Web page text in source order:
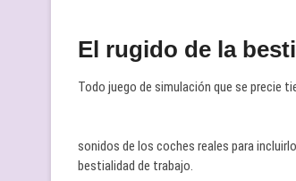
El rugido de la
Todo juego de simulación que se precie
sonidos de los coches reales para
bestialidad de trabajo.